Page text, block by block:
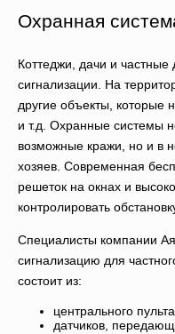
Охранная
Коттеджи, дачи и
сигнализации. На
другие объекты, которые
и т.д. Охранные системы
возможные кражи, но и в
хозяев. Современная
решеток на окнах и
контролировать
Специалисты компании
сигнализацию для
состоит из:
центрального
датчиков,